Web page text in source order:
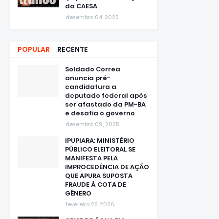
da CAESA
dezembro 04, 2025
POPULAR RECENTE
Soldado Correa
anuncia pré-
candidatura a
deputado federal após
ser afastado da PM-BA
e desafia o governo
dezembro 09, 2025
IPUPIARA: MINISTÉRIO
PÚBLICO ELEITORAL SE
MANIFESTA PELA
IMPROCEDÊNCIA DE AÇÃO
QUE APURA SUPOSTA
FRAUDE À COTA DE
GÊNERO
fevereiro 25, 2026